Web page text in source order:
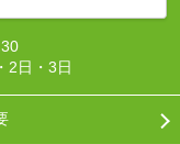
2日・3日